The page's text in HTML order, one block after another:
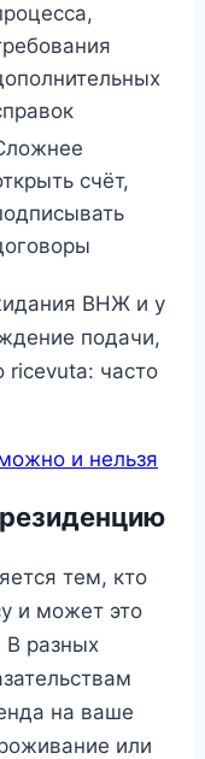
счёт,
ВНЖ и у
подачи,
ricevuta: часто
и нельзя
тем, кто
и может это
В разных
на ваше
или